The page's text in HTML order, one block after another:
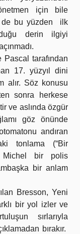
için bile
de bu yüzden ilk
derin ilgiyi
Pascal tarafından
17. yüzyıl dini
alır. Söz konusu
sonra herkese
ve aslında özgür
göz önünde
andıran
tonlama (“Bir
Michel bir polis
bir anlam
Bresson, Yeni
bir yol izler ve
sırlarıyla
bırakır.